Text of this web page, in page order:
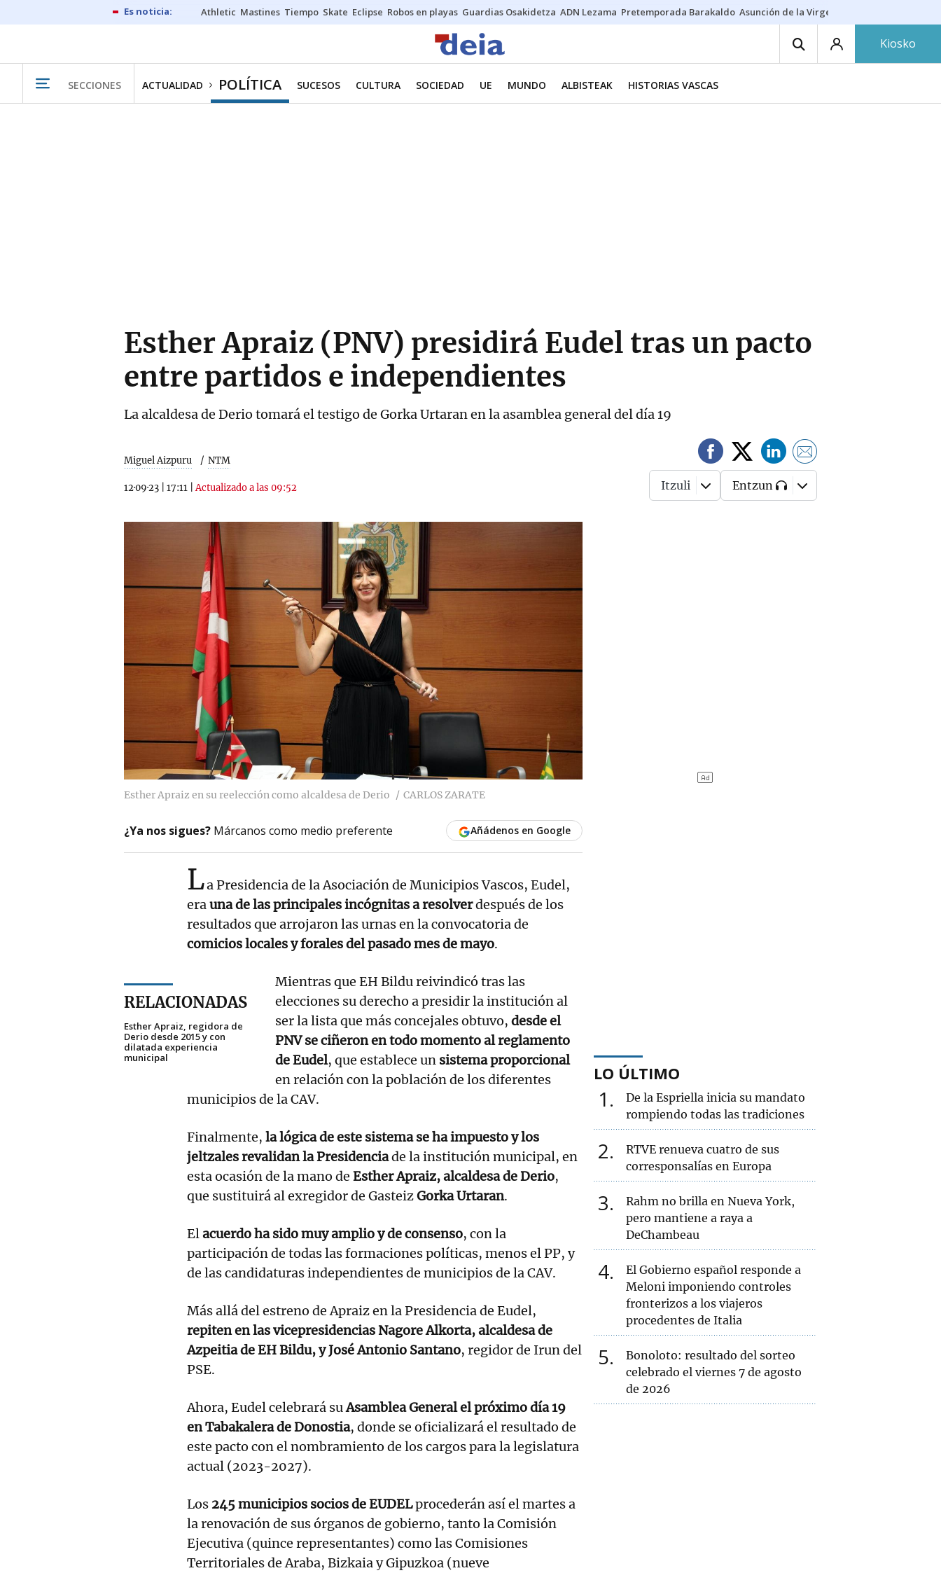
Athletic Mastines Tiempo Skate Eclipse Robos en playas Guardias Osakidetza ADN Lezama Pretemporada Barakaldo Asunción de la Virgen
Kiosko
SECCIONES ACTUALIDAD POLÍTICA SUCESOS CULTURA SOCIEDAD UE MUNDO ALBISTEAK HISTORIAS VASCAS
Esther Apraiz (PNV) presidirá Eudel tras un pacto
entre partidos e independientes
La alcaldesa de Derio tomará el testigo de Gorka Urtaran en la asamblea general del día 19
Miguel Aizpuru NTM
12·09·23 17:11 |Actualizado a las 09:52 Itzuli Entzun
Esther Apraiz en su reelección como alcaldesa de Derio CARLOS ZARATE
¿Ya nos sigues? Márcanos como medio preferente Añádenos en Google
La Presidencia de la Asociación de Municipios Vascos, Eudel,
erauna de las principales incógnitas a resolverdespués de los
resultados que arrojaron las urnas en la convocatoria de
comicios locales y forales del pasado mes de mayo.
RELACIONADAS
Esther Apraiz, regidora de
Derio desde 2015 y con
dilatada experiencia
municipal
Mientras que EH Bildu reivindicó tras las
elecciones su derecho a presidir la institución al
ser la lista que más concejales obtuvo,desde el
PNV se ciñeron en todo momento al reglamento
de Eudel, que establece un sistema proporcional
en relación con la población de los diferentes
municipios de la CAV.
Finalmente, la lógica de este sistema se ha impuesto y los
jeltzales revalidan la Presidenciade la institución municipal, en
esta ocasión de la mano de Esther Apraiz, alcaldesa de Derio,
que sustituirá al exregidor de GasteizGorka Urtaran.
Elacuerdo ha sido muy amplio y de consenso, con la
participación de todas las formaciones políticas, menos el PP, y
de las candidaturas independientes de municipios de la CAV.
Más allá del estreno de Apraiz en la Presidencia de Eudel,
repiten en las vicepresidencias Nagore Alkorta, alcaldesa de
Azpeitia de EH Bildu, y José Antonio Santano, regidor de Irun del
PSE.
Ahora, Eudel celebrará suAsamblea General el próximo día 19
en Tabakalera de Donostia, donde se oficializará el resultado de
este pacto con el nombramiento de los cargos para la legislatura
actual (2023-2027).
Los 245 municipios socios de EUDELprocederán así el martes a
la renovación de sus órganos de gobierno, tanto la Comisión
Ejecutiva (quince representantes) como las Comisiones
Territoriales de Araba, Bizkaia y Gipuzkoa (nueve
LO ÚLTIMO
1
De la Espriella inicia su mandato
rompiendo todas las tradiciones
2
RTVE renueva cuatro de sus
corresponsalías en Europa
3
Rahm no brilla en Nueva York,
pero mantiene a raya a
DeChambeau
4
El Gobierno español responde a
Meloni imponiendo controles
fronterizos a los viajeros
procedentes de Italia
5
Bonoloto: resultado del sorteo
celebrado el viernes 7 de agosto
de 2026